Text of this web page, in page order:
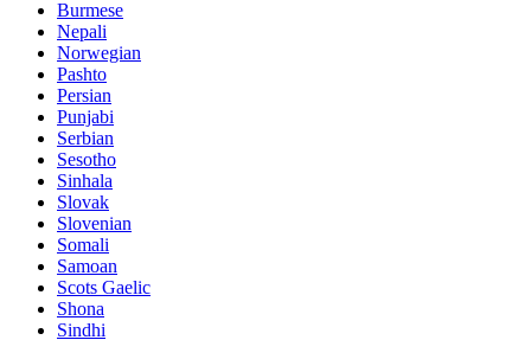
Burmese
Nepali
Norwegian
Pashto
Persian
Punjabi
Serbian
Sesotho
Sinhala
Slovak
Slovenian
Somali
Samoan
Scots Gaelic
Shona
Sindhi